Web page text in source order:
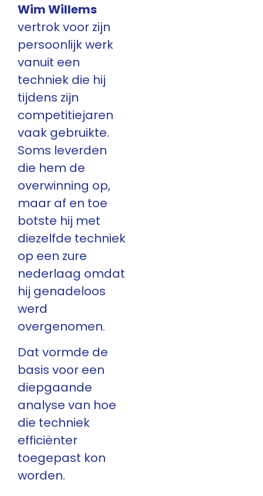
Wim Willems
vertrok voor zijn
persoonlijk werk
vanuit een
techniek die hij
tijdens zijn
competitiejaren
vaak gebruikte.
Soms leverden
die hem de
overwinning op,
maar af en toe
botste hij met
diezelfde techniek
op een zure
nederlaag omdat
hij genadeloos
werd
overgenomen.
Dat vormde de
basis voor een
diepgaande
analyse van hoe
die techniek
efficiënter
toegepast kon
worden.